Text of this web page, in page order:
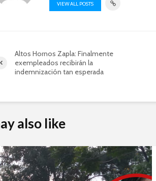
VIEW ALL POSTS
Altos Hornos Zapla: Finalmente
exempleados recibirán la
indemnización tan esperada
also like